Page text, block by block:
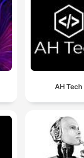
AH Tech